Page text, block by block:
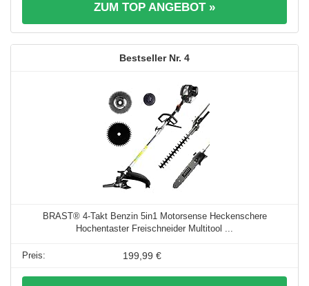
ZUM TOP ANGEBOT »
4
BRAST® 4-Takt Benzin 5in1 Motorsense Heckenschere
Hochentaster Freischneider Multitool ...
199,99 €